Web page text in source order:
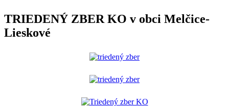
TRIEDENÝ ZBER KO v obci Melčice-
Lieskové